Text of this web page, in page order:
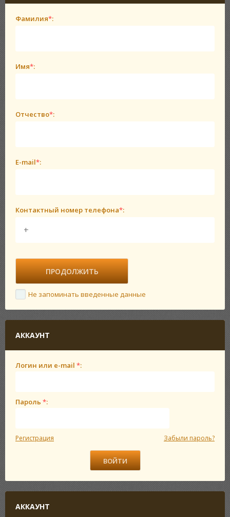
Фамилия*:
Имя*:
Отчество*:
E-mail*:
Контактный номер телефона*:
Не запоминать введенные данные
АККАУНТ
Логин или e-mail *:
Пароль *:
Регистрация Забыли пароль?
АККАУНТ